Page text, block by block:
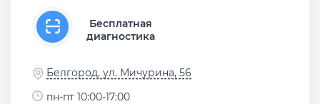
Бесплатная
диагностика
Белгород, ул. Мичурина, 56
пн-пт 10:00-17:00